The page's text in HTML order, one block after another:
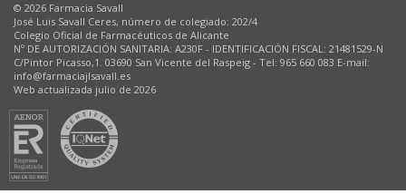
© 2026 Farmacia Savall
José Luis Savall Ceres, número de colegiado: 202/4
Colegio Oficial de Farmacéuticos de Alicante
Nº DE AUTORIZACIÓN SANITARIA: A230F - IDENTIFICACIÓN FISCAL: 21481529-N
C/Pintor Picasso,1. 03690 San Vicente del Raspeig - Tel: 965 660 083 E-mail:
info@farmaciajlsavall.es
Web actualizada julio de 2026